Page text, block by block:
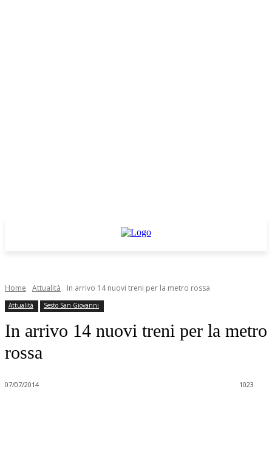
Home Attualità In arrivo 14 nuovi treni per la metro rossa
Attualità Sesto San Giovanni
In arrivo 14 nuovi treni per la metro
rossa
07/07/2014 1023